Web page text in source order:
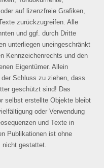
auf lizenzfreie Grafiken,
zurückzugreifen. Alle
und ggf. durch Dritte
unterliegen uneingeschränkt
Kennzeichenrechts und den
Eigentümer. Allein
Schluss zu ziehen, dass
geschützt sind! Das
selbst erstellte Objekte bleibt
oder Verwendung
und Texte in
Publikationen ist ohne
gestattet.